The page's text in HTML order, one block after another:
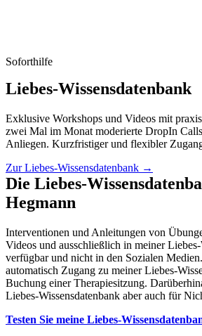
Soforthilfe
Liebes-Wissensdatenbank
Exklusive Workshops und Videos mit
zwei Mal im Monat moderierte DropIn
Anliegen. Kurzfristiger und flexibler
Zur Liebes-Wissensdatenbank →
Die Liebes-
Hegmann
Interventionen und Anleitungen von
Videos und ausschließlich in meiner
verfügbar und nicht in den Sozialen
automatisch Zugang zu meiner Liebes-
Buchung einer Therapiesitzung.
Liebes-Wissensdatenbank aber auch für
Testen Sie meine Liebes-